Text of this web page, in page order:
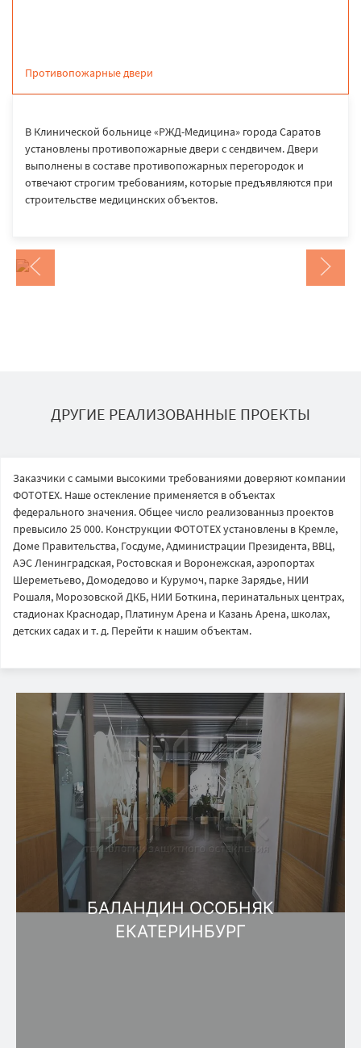
Противопожарные двери
В Клинической больнице «РЖД-Медицина» города Саратов
установлены противопожарные двери с сендвичем. Двери
выполнены в составе противопожарных перегородок и
отвечают строгим требованиям, которые предъявляются при
строительстве медицинских объектов.
ДРУГИЕ РЕАЛИЗОВАННЫЕ ПРОЕКТЫ
Заказчики с самыми высокими требованиями доверяют компании
ФОТОТЕХ. Наше остекление применяется в объектах
федерального значения. Общее число реализованныз проектов
превысило 25 000. Конструкции ФОТОТЕХ установлены в Кремле,
Доме Правительства, Госдуме, Администрации Президента, ВВЦ,
АЭС Ленинградская, Ростовская и Воронежская, аэропортах
Шереметьево, Домодедово и Курумоч, парке Зарядье, НИИ
Рошаля, Морозовской ДКБ, НИИ Боткина, перинатальных центрах,
стадионах Краснодар, Платинум Арена и Казань Арена, школах,
детских садах и т. д. Перейти к нашим объектам.
БАЛАНДИН ОСОБНЯК
ЕКАТЕРИНБУРГ